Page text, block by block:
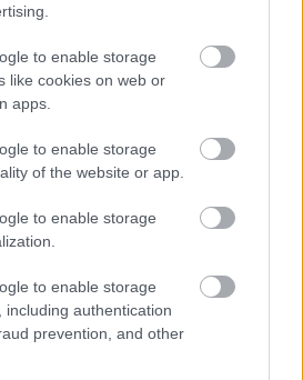
to enable storage
like cookies on web or
apps.
to enable storage
of the website or app.
to enable storage
to enable storage
including authentication
prevention, and other
meg, ha azt mondjuk,
és
Viszont felnőtt az NB-hez,
teljesen igaz volt a közhely,
odatette magát,
és keményen vetette
nem volt az ellenfelek
de ez valószínűleg
igazi